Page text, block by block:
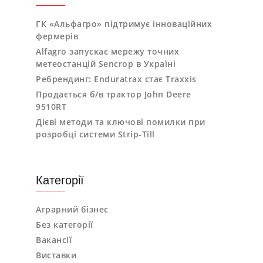
ГК «Альфагро» підтримує інноваційних
фермерів
Alfagro запускає мережу точних
метеостанцій Sencrop в Україні
Ребрендинг: Enduratrax стає Traxxis
Продається б/в трактор John Deere
9510RT
Дієві методи та ключові помилки при
розробці системи Strip-Till
Категорії
Аграрний бізнес
Без категорії
Вакансії
Виставки